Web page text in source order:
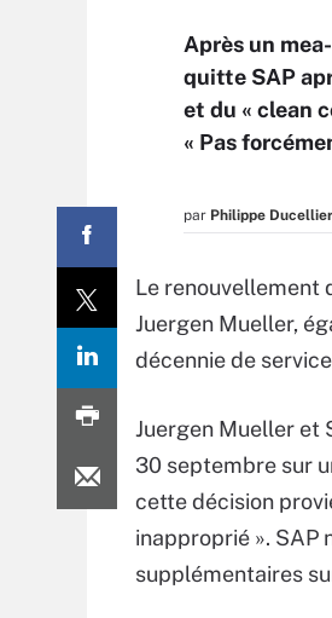
Après un
quitte SAP
et du « clean
« Pas
par Philippe
Le renouvellement
Juergen Mueller,
décennie de
Juergen Mueller et
30 septembre sur
cette décision
inapproprié ». SAP
supplémentaires